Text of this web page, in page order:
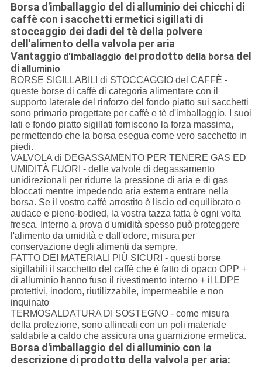
Borsa d'imballaggio del di alluminio dei chicchi di
caffè con i sacchetti ermetici sigillati di
stoccaggio dei dadi del tè della polvere
dell'alimento della valvola per aria
Vantaggio d'imballaggio del prodotto della borsadel
di alluminio
BORSE SIGILLABILI di STOCCAGGIO del CAFFÈ -
queste borse di caffè di categoria alimentare con il
supporto laterale del rinforzo del fondo piatto sui sacchetti
sono primario progettate per caffè e tè d'imballaggio. I suoi
lati e fondo piatto sigillati forniscono la forza massima,
permettendo che la borsa esegua come vero sacchetto in
piedi.
VALVOLA di DEGASSAMENTO PER TENERE GAS ED
UMIDITÀ FUORI - delle valvole di degassamento
unidirezionali per ridurre la pressione di aria e di gas
bloccati mentre impedendo aria esterna entrare nella
borsa. Se il vostro caffè arrostito è liscio ed equilibrato o
audace e pieno-bodied, la vostra tazza fatta è ogni volta
fresca. Interno a prova d'umidità spesso può proteggere
l'alimento da umidità e dall'odore, misura per
conservazione degli alimenti da sempre.
FATTO DEI MATERIALI PIÙ SICURI - questi borse
sigillabili il sacchetto del caffè che è fatto di opaco OPP +
di alluminio hanno fuso il rivestimento interno + il LDPE
protettivi, inodoro, riutilizzabile, impermeabile e non
inquinato
TERMOSALDATURA DI SOSTEGNO - come misura
della protezione, sono allineati con un poli materiale
saldabile a caldo che assicura una guarnizione ermetica.
Borsa d'imballaggio del di alluminio con la
descrizione di prodotto della valvola per aria: